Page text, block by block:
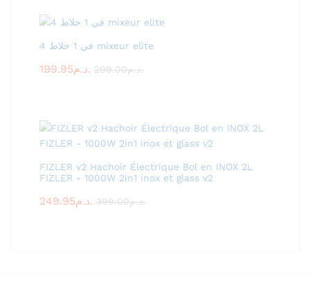
4 في 1 خلاط mixeur elite
199.95 د.م. 299.00 د.م.
FIZLER v2 Hachoir Électrique Bol en INOX 2L
FIZLER - 1000W 2in1 inox et glass v2
249.95 د.م. 399.00 د.م.